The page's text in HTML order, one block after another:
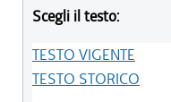
Scegli il testo:
TESTO VIGENTE
TESTO STORICO